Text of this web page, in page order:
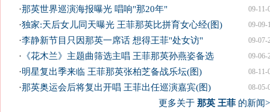
09-11-
·那英世界巡演海报曝光 唱响"那20年"
09-09-
·独家:天后女儿同天曝光 王菲那英比拼育女心经(图)
09-07-
·李静新节目只因那英一席话 想得王菲"处女访"
09-06-
· 《花木兰》主题曲筛选主唱 王菲那英孙燕姿备选
08-11-
·明星复出季来临 王菲那英张柏芝备战乐坛(图)
08-05-
·那英奥运会后将复出开唱 王菲出任巡演嘉宾(图)
更多关于 那英 王菲的新闻